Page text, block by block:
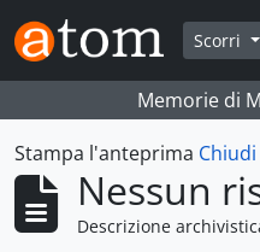
Skip to main content
Scorri
Memorie di
Stampa l'anteprima Chiudi
Nessun
Descrizione